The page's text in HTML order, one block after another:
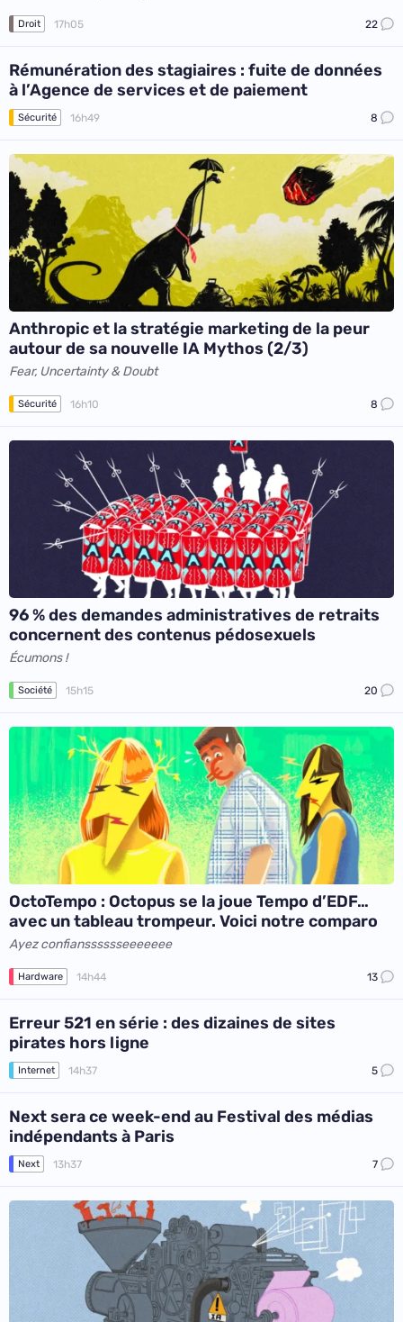
Droit 17h05 22
Rémunération des stagiaires : fuite de données
à l’Agence de services et de paiement
Sécurité 16h49 8
Anthropic et la stratégie marketing de la peur
autour de sa nouvelle IA Mythos (2/3)
Fear, Uncertainty & Doubt
Sécurité 16h10 8
96 % des demandes administratives de retraits
concernent des contenus pédosexuels
Écumons !
Société 15h15 20
OctoTempo : Octopus se la joue Tempo d’EDF…
avec un tableau trompeur. Voici notre comparo
Ayez confiansssssseeeeeee
Hardware 14h44 13
Erreur 521 en série : des dizaines de sites
pirates hors ligne
Internet 14h37 5
Next sera ce week-end au Festival des médias
indépendants à Paris
Next 13h37 7